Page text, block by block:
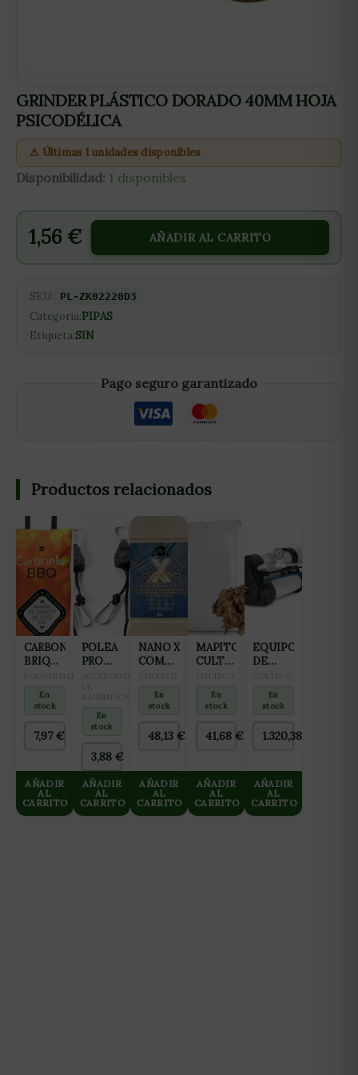
GRINDER PLÁSTICO DORADO 40MM HOJA
PSICODÉLICA
⚠ Últimas 1 unidades disponibles
Disponibilidad: 1 disponibles
1,56 € AÑADIR AL CARRITO
SKU: PL-ZK02220D3
Categoría:PIPAS
Etiqueta:SIN
Pago seguro garantizado
Productos relacionados
CARBONKO
BRIQUETAS
BOLSA
3KG
En
stock
7,97€
AÑADIR
AL
CARRITO
POLEA
PRO
En
stock
3,88 €
AÑADIR
AL
CARRITO
NANO X
COMPLEMENTO
HIDROPONÍA
BLANDAS
10L
En
stock
48,13€
AÑADIR
AL
CARRITO
MAPITO
CULTIWOOL
En
stock
41,68 €
AÑADIR
AL
CARRITO
EQUIPO
DE
INVERSA
GROWMAX
L/DIA
HASTA
En
stock
1.320,38
AÑADIR
AL
CARRITO